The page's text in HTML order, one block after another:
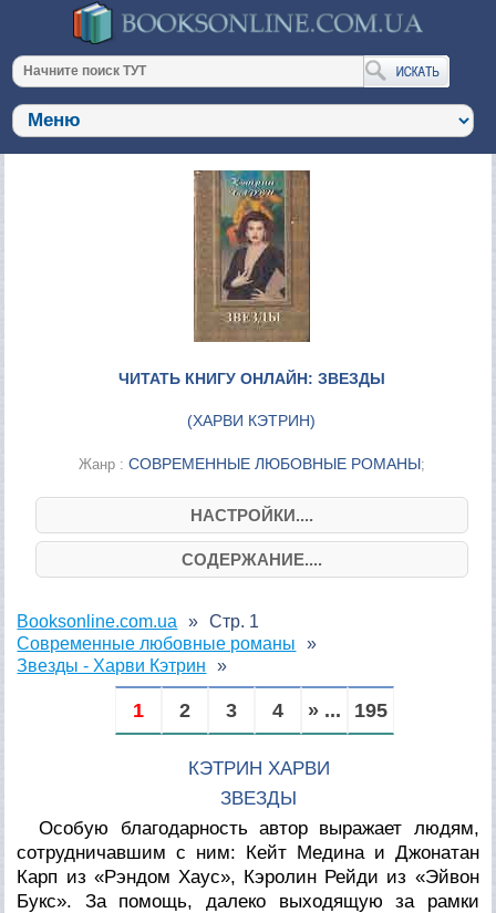
ЧИТАТЬ КНИГУ ОНЛАЙН: ЗВЕЗДЫ
(ХАРВИ КЭТРИН)
Жанр : СОВРЕМЕННЫЕ ЛЮБОВНЫЕ РОМАНЫ;
НАСТРОЙКИ....
СОДЕРЖАНИЕ....
Booksonline.com.ua
Современные любовные романы
Звезды - Харви Кэтрин
Стр. 1
1 2 3 4 » ... 195
КЭТРИН ХАРВИ
ЗВЕЗДЫ
Особую благодарность автор выражает людям,
сотрудничавшим с ним: Кейт Медина и Джонатан
Карп из «Рэндом Хаус», Кэролин Рейди из «Эйвон
Букс». За помощь, далеко выходящую за рамки